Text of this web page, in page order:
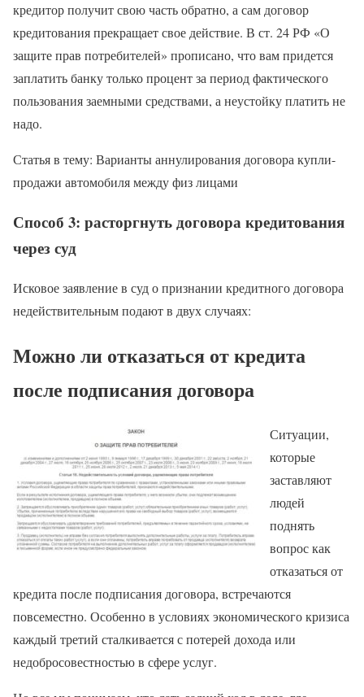
кредитор получит свою часть обратно, а сам договор
кредитования прекращает свое действие. В ст. 24 РФ «О
защите прав потребителей» прописано, что вам придется
заплатить банку только процент за период фактического
пользования заемными средствами, а неустойку платить не
надо.
Статья в тему: Варианты аннулирования договора купли-
продажи автомобиля между физ лицами
Способ 3: расторгнуть договора кредитования
через суд
Исковое заявление в суд о признании кредитного договора
недействительным подают в двух случаях:
Можно ли отказаться от кредита
после подписания договора
Ситуации,
которые
заставляют
людей
поднять
вопрос как
отказаться от
кредита после подписания договора, встречаются
повсеместно. Особенно в условиях экономического кризиса
каждый третий сталкивается с потерей дохода или
недобросовестностью в сфере услуг.